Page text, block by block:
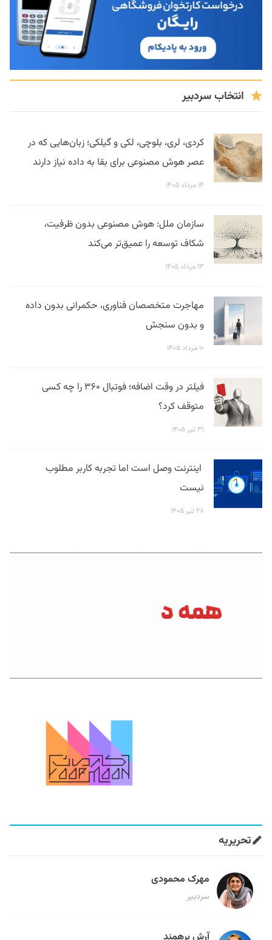
انتخاب سردبیر
کردی، لری، بلوچی، لکی و گیلکی؛ زبان‌هایی که در
عصر هوش مصنوعی برای بقا به داده نیاز دارند
۱۴ مرداد ۱۴۰۵
سازمان ملل: هوش مصنوعی بدون ظرفیت،
شکاف توسعه را عمیق‌تر می‌کند
۱۳ مرداد ۱۴۰۵
مهاجرت متخصصان فناوری، حکمرانی بدون داده
و بدون سنجش
۱۰ مرداد ۱۴۰۵
فیلتر در وقت اضافه؛ فوتبال ۳۶۰ را چه کسی
متوقف کرد؟
۳۱ تیر ۱۴۰۵
اینترنت وصل است اما تجربه کاربر مطلوب
نیست
۲۸ تیر ۱۴۰۵
تحریریه
مهرک محمودی
سردبیر